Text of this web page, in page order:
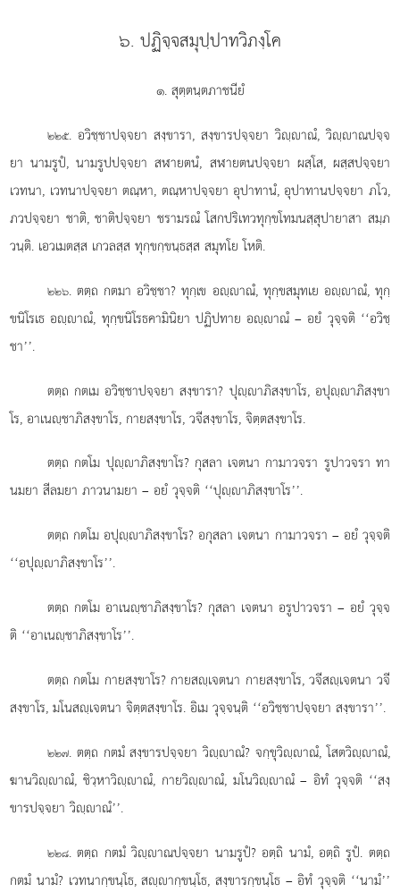
๖. ปฏิจฺจสมุปฺปาทวิภงฺโค
๑. สุตฺตนฺตภาชนียํ
๒๒๕. อวิชฺชาปจฺจยา สงฺขารา, สงฺขารปจฺจยา วิฺาณํ, วิฺาณปจฺจ
ยา นามรูปํ, นามรูปปจฺจยา สฬายตนํ, สฬายตนปจฺจยา ผสฺโส, ผสฺสปจฺจยา
เวทนา, เวทนาปจฺจยา ตณฺหา, ตณฺหาปจฺจยา อุปาทานํ, อุปาทานปจฺจยา ภโว,
ภวปจฺจยา ชาติ, ชาติปจฺจยา ชรามรณํ โสกปริเทวทุกฺขโทมนสฺสุปายาสา สมฺภ
วนฺติ. เอวเมตสฺส เกวลสฺส ทุกฺขกฺขนฺธสฺส สมุทโย โหติ.
๒๒๖. ตตฺถ กตมา อวิชฺชา? ทุกฺเข อฺาณํ, ทุกฺขสมุทเย อฺาณํ, ทุกฺ
ขนิโรเธ อฺาณํ, ทุกฺขนิโรธคามินิยา ปฏิปทาย อฺาณํ – อยํ วุจฺจติ ‘‘อวิชฺ
ชา’’.
ตตฺถ กตเม อวิชฺชาปจฺจยา สงฺขารา? ปุฺาภิสงฺขาโร, อปุฺาภิสงฺขา
โร, อาเนฺชาภิสงฺขาโร, กายสงฺขาโร, วจีสงฺขาโร, จิตฺตสงฺขาโร.
ตตฺถ กตโม ปุฺาภิสงฺขาโร? กุสลา เจตนา กามาวจรา รูปาวจรา ทา
นมยา สีลมยา ภาวนามยา – อยํ วุจฺจติ ‘‘ปุฺาภิสงฺขาโร’’.
ตตฺถ กตโม อปุฺาภิสงฺขาโร? อกุสลา เจตนา กามาวจรา – อยํ วุจฺจติ
‘‘อปุฺาภิสงฺขาโร’’.
ตตฺถ กตโม อาเนฺชาภิสงฺขาโร? กุสลา เจตนา อรูปาวจรา – อยํ วุจฺจ
ติ ‘‘อาเนฺชาภิสงฺขาโร’’.
ตตฺถ กตโม กายสงฺขาโร? กายสฺเจตนา กายสงฺขาโร, วจีสฺเจตนา วจี
สงฺขาโร, มโนสฺเจตนา จิตฺตสงฺขาโร. อิเม วุจฺจนฺติ ‘‘อวิชฺชาปจฺจยา สงฺขารา’’.
๒๒๗. ตตฺถ กตมํ สงฺขารปจฺจยา วิฺาณํ? จกฺขุวิฺาณํ, โสตวิฺาณํ,
ฆานวิฺาณํ, ชิวฺหาวิฺาณํ, กายวิฺาณํ, มโนวิฺาณํ – อิทํ วุจฺจติ ‘‘สงฺ
ขารปจฺจยา วิฺาณํ’’.
๒๒๘. ตตฺถ กตมํ วิฺาณปจฺจยา นามรูปํ? อตฺถิ นามํ, อตฺถิ รูปํ. ตตฺถ
กตมํ นามํ? เวทนากฺขนฺโธ, สฺากฺขนฺโธ, สงฺขารกฺขนฺโธ – อิทํ วุจฺจติ ‘‘นามํ’’